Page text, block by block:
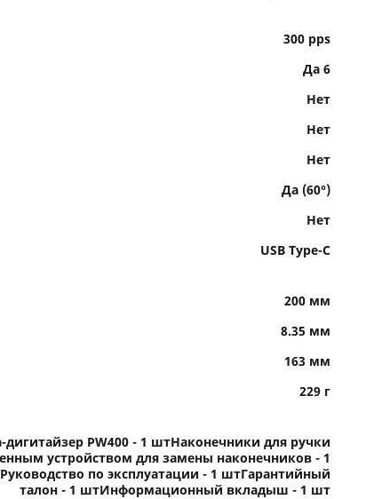
300 pps
Да 6
Нет
Нет
Нет
Да (60°)
Нет
USB Type-C
200 мм
8.35 мм
163 мм
229 г
PW400 - 1 штНаконечники для ручки
устройством для замены наконечников - 1
по эксплуатации - 1 штГарантийный
талон - 1 штИнформационный вкладыш - 1 шт